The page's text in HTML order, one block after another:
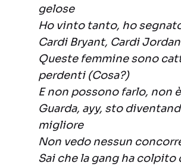
gelose
Ho vinto tanto, ho
Cardi Bryant, Cardi
Queste femmine sono
perdenti (Cosa?)
E non possono farlo, non
Guarda, ayy, sto
migliore
Non vedo nessun
Sai che la gang ha colpito